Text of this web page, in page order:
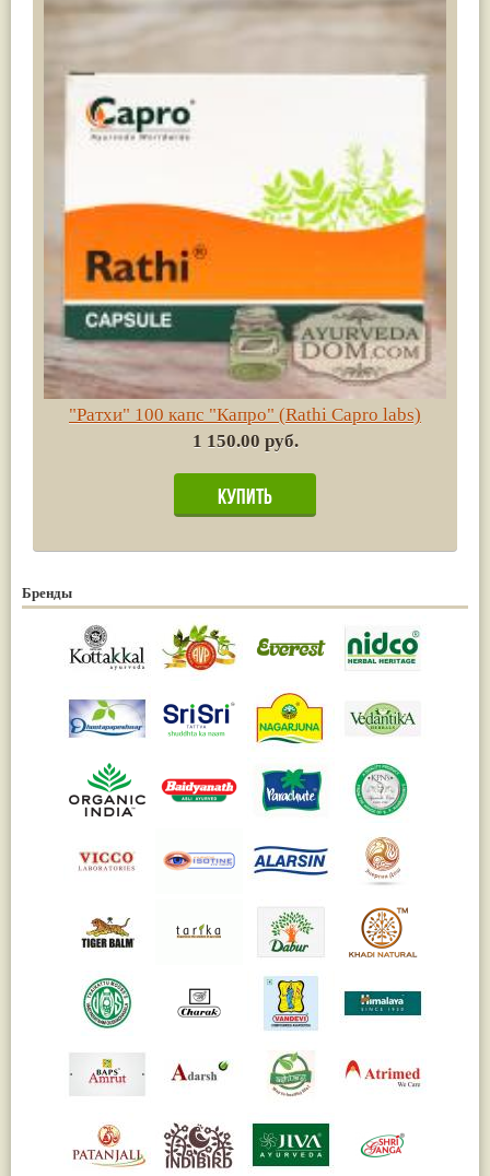
"Ратхи" 100 капс "Капро" (Rathi Capro labs)
1 150.00 руб.
Бренды